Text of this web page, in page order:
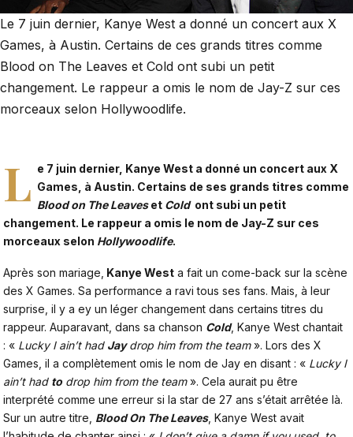
Le 7 juin dernier, Kanye West a donné un concert aux X
Games, à Austin. Certains de ces grands titres comme
Blood on The Leaves et Cold ont subi un petit
changement. Le rappeur a omis le nom de Jay-Z sur ces
morceaux selon Hollywoodlife.
L e 7 juin dernier, Kanye West a donné un concert aux X
Games, à Austin. Certains de ses grands titres comme
Blood on The Leaveset Cold ont subi un petit
changement. Le rappeur a omis le nom de Jay-Z sur ces
morceaux selon Hollywoodlife.
Après son mariage, Kanye West a fait un come-back sur la scène
des X Games. Sa performance a ravi tous ses fans. Mais, à leur
surprise, il y a ey un léger changement dans certains titres du
rappeur. Auparavant, dans sa chanson Cold, Kanye West chantait
: « Lucky I ain’t had Jaydrop him from the team». Lors des X
Games, il a complètement omis le nom de Jay en disant : « Lucky I
ain’t had to drop him from the team». Cela aurait pu être
interprété comme une erreur si la star de 27 ans s’était arrêtée là.
Sur un autre titre, Blood On The Leaves, Kanye West avait